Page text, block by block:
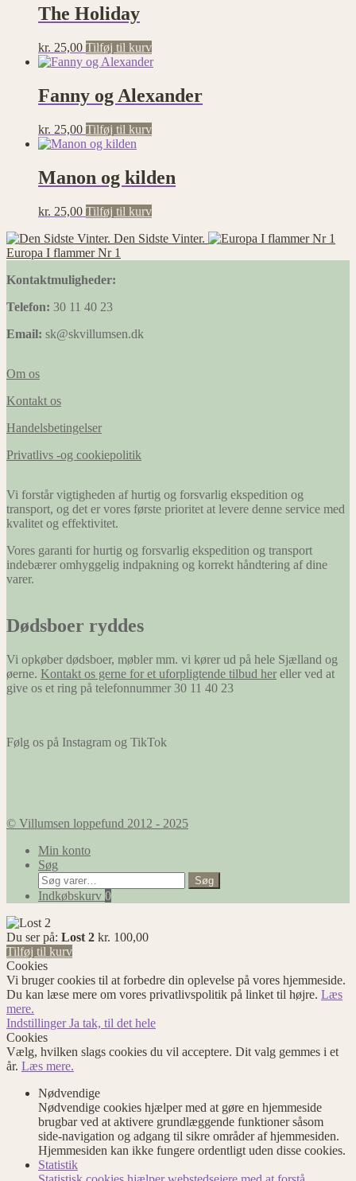
The Holiday
kr. 25,00 Tilføj til kurv
Fanny og Alexander
kr. 25,00 Tilføj til kurv
Manon og kilden
kr. 25,00 Tilføj til kurv
Den Sidste Vinter.
Europa I flammer Nr 1
Kontaktmuligheder:
Telefon: 30 11 40 23
Email: sk@skvillumsen.dk
Om os
Kontakt os
Handelsbetingelser
Privatlivs -og cookiepolitik
Vi forstår vigtigheden af hurtig og forsvarlig ekspedition og
transport, og det er vores første prioritet at levere denne service med
kvalitet og effektivitet.
Vores garanti for hurtig og forsvarlig ekspedition og transport
indebærer omhyggelig indpakning og korrekt håndtering af dine
varer.
Dødsboer ryddes
Vi opkøber dødsboer, møbler mm. vi kører ud på hele Sjælland og
øerne. Kontakt os gerne for et uforpligtende tilbud her eller ved at
give os et ring på telefonnummer 30 11 40 23
Følg os på Instagram og TikTok
© Villumsen loppefund 2012 - 2025
Min konto
Søg
Søg
efter:
Søg
Indkøbskurv 0
Du ser på: Lost 2 kr. 100,00
Tilføj til kurv
Cookies
Vi bruger cookies til at forbedre din oplevelse på vores hjemmeside.
Du kan læse mere om vores privatlivspolitik på linket til højre. Læs
mere.
IndstillingerJa tak, til det hele
Cookies
Vælg, hvilken slags cookies du vil acceptere. Dit valg gemmes i et
år. Læs mere.
Nødvendige
Nødvendige cookies hjælper med at gøre en hjemmeside
brugbar ved at aktivere grundlæggende funktioner såsom
side-navigation og adgang til sikre områder af hjemmesiden.
Hjemmesiden kan ikke fungere ordentligt uden disse cookies.
Statistik